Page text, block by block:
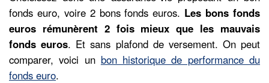
fonds euro, voire 2 bons fonds euros. Les bons fonds
euros rémunèrent 2 fois mieux que les mauvais
fonds euros. Et sans plafond de versement. On peut
comparer, voici un bon historique de performance du
fonds euro.